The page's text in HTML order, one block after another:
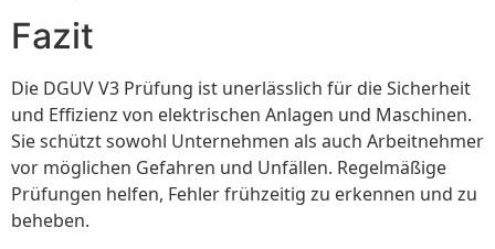
Fazit
Die DGUV V3 Prüfung ist unerlässlich für die Sicherheit
und Effizienz von elektrischen Anlagen und Maschinen.
Sie schützt sowohl Unternehmen als auch Arbeitnehmer
vor möglichen Gefahren und Unfällen. Regelmäßige
Prüfungen helfen, Fehler frühzeitig zu erkennen und zu
beheben.